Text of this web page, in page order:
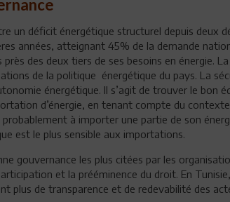
un déficit énergétique structurel depuis deux
années, atteignant 45% de la demande
des deux tiers de ses besoins en énergie.
de la politique énergétique du pays. La
énergétique. Il s’agit de trouver le bon
d’énergie, en tenant compte du
à importer une partie de son
est le plus sensible aux importations.
gouvernance les plus citées par les
et la prééminence du droit. En
plus de transparence et de redevabilité des